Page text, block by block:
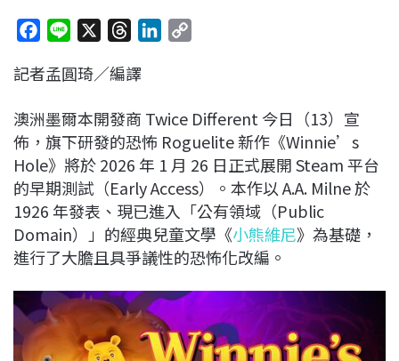
c
b
o
o
k
n
r
a
d
s
e
d
I
n
L
i
n
k
記者孟圓琦／編譯
澳洲墨爾本開發商 Twice Different 今日（13）宣
佈，旗下研發的恐怖 Roguelite 新作《Winnie’s
Hole》將於 2026 年 1 月 26 日正式展開 Steam 平台
的早期測試（Early Access）。本作以 A.A. Milne 於
1926 年發表、現已進入「公有領域（Public
Domain）」的經典兒童文學《小熊維尼》為基礎，
進行了大膽且具爭議性的恐怖化改編。